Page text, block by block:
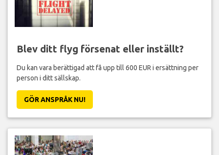
Blev ditt flyg försenat eller inställt?
Du kan vara berättigad att få upp till 600 EUR i ersättning per
person i ditt sällskap.
GÖR ANSPRÅK NU!